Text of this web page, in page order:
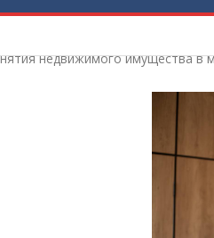
недвижимого имущества в